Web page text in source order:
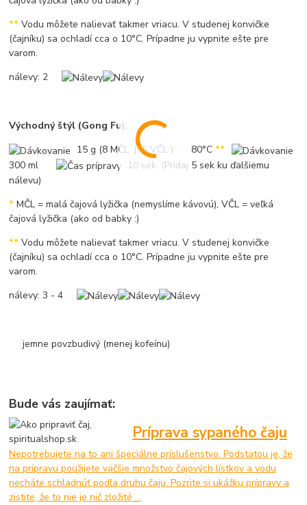
** Vodu môžete nalievať takmer vriacu. V studenej konvičke
(čajníku) sa ochladí cca o 10°C. Prípadne ju vypnite ešte pre
varom.
nálevy: 2
Východný štýl (Gong Fu):
15 g (8 MČL | 5 VČL )* 80°C **
300 ml
10 sek. (Pridaj 5 sek ku ďalšiemu
nálevu)
*MČL = malá čajová lyžička (nemyslíme kávovú), VČL = veľká
čajová lyžička (ako od babky :)
** Vodu môžete nalievať takmer vriacu. V studenej konvičke
(čajníku) sa ochladí cca o 10°C. Prípadne ju vypnite ešte pre
varom.
nálevy: 3 - 4
jemne povzbudivý (menej kofeínu)
Bude vás zaujímať:
Príprava sypaného čaju
Nepotrebujete na to ani špeciálne príslušenstvo. Podstatou je, že
na prípravu použijete väčšie množstvo čajových lístkov a vodu
necháte schladnúť podľa druhu čaju. Pozrite si ukážku prípravy a
zistite, že to nie je nič zložité ...